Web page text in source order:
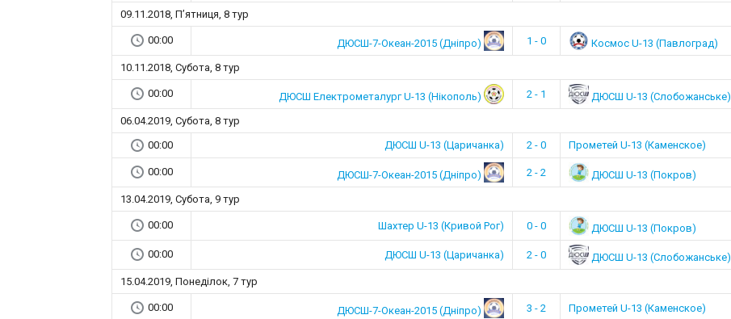
09.11.2018, П’ятниця, 8 тур
00:00 ДЮСШ-7-Океан-2015 (Дніпро) 1 - 0 Космос U-13 (Павлоград)
10.11.2018, Субота, 8 тур
00:00 ДЮСШ Електрометалург U-13 (Нікополь) 2 - 1 ДЮСШ U-13 (Слобожанське)
06.04.2019, Субота, 8 тур
00:00
ДЮСШ U-13 (Царичанка) 2 - 0 Прометей U-13 (Каменское)
00:00 ДЮСШ-7-Океан-2015 (Дніпро) 2 - 2 ДЮСШ U-13 (Покров)
13.04.2019, Субота, 9 тур
00:00 Шахтер U-13 (Кривой Рог) 0 - 0 ДЮСШ U-13 (Покров)
00:00 ДЮСШ U-13 (Царичанка) 2 - 0 ДЮСШ U-13 (Слобожанське)
15.04.2019, Понеділок, 7 тур
00:00 ДЮСШ-7-Океан-2015 (Дніпро) 3 - 2 Прометей U-13 (Каменское)